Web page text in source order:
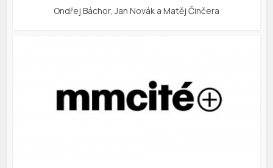
Ondřej Báchor, Jan Novák a Matěj Činčera